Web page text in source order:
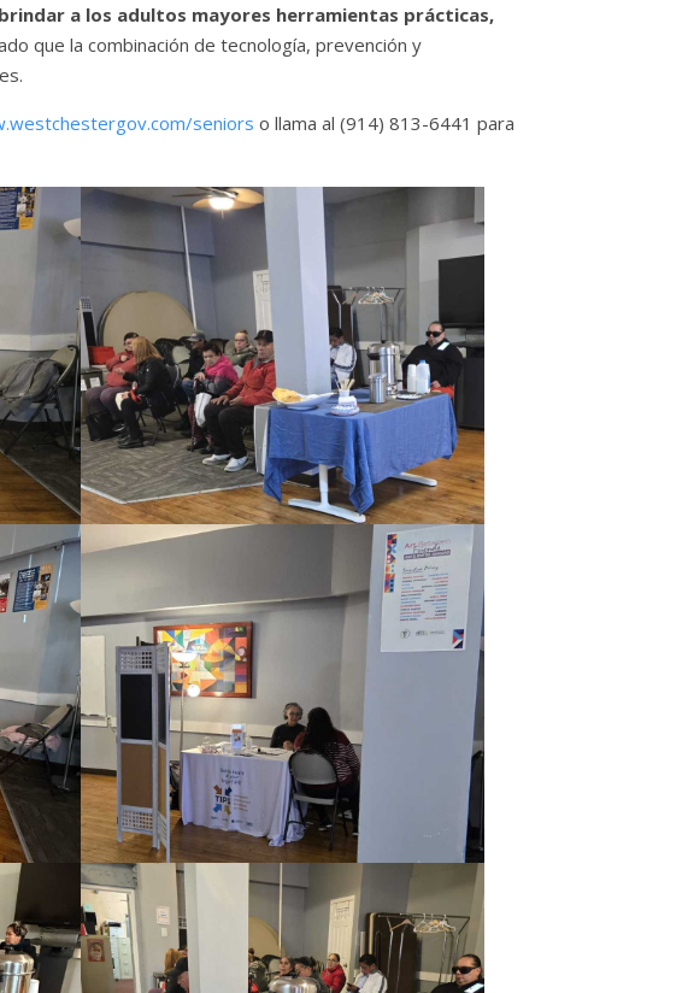
brindar a los adultos mayores herramientas prácticas,
que la combinación de tecnología, prevención y
seniors o llama al (914) 813-6441 para